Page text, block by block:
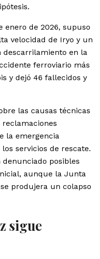
enero de 2026, supuso
velocidad de Iryo y un
descarrilamiento en la
ferroviario más
y dejó 46 fallecidos y
las causas técnicas
la emergencia
servicios de rescate.
posibles
aunque la Junta
produjera un colapso
sigue